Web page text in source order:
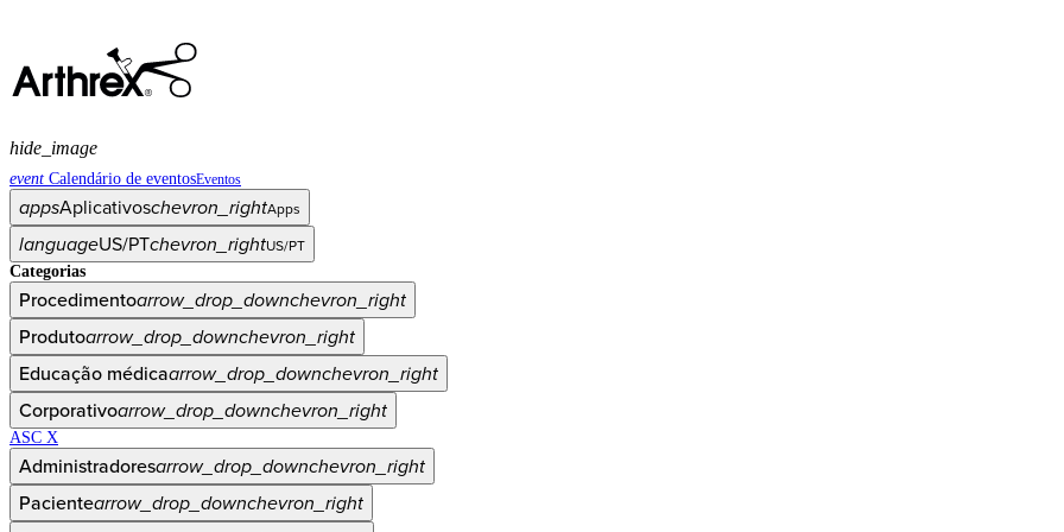
event Calendário de eventosEventos
appsAplicativoschevron_rightApps
languageUS/PTchevron_rightUS/PT
Categorias
Procedimentoarrow_drop_downchevron_right
Produtoarrow_drop_downchevron_right
Educação médicaarrow_drop_downchevron_right
Corporativoarrow_drop_downchevron_right
ASC X
Administradoresarrow_drop_downchevron_right
Pacientearrow_drop_downchevron_right
hide_image